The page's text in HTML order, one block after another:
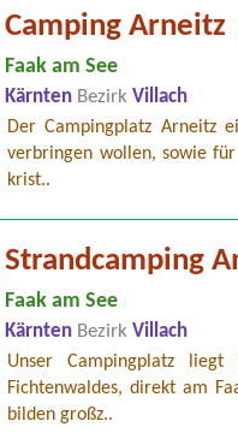
Camping Arneitz
Faak am See
Kärnten Bezirk Villach
Der Campingplatz Arneitz
verbringen wollen, sowie
krist..
Strandcamping
Faak am See
Kärnten Bezirk Villach
Unser Campingplatz liegt
Fichtenwaldes, direkt am
bilden großz..